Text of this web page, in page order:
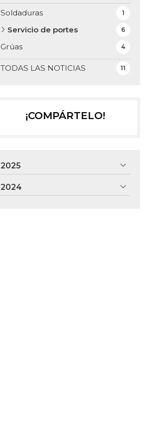
TODAS LAS NOTICIAS 11
Soldaduras 1
Servicio de portes 6
Grúas 4
¡COMPÁRTELO!
2025
2024